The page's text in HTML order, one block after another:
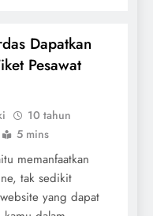
Dapatkan
Pesawat
10 tahun
5 mins
memanfaatkan
tak sedikit
yang dapat